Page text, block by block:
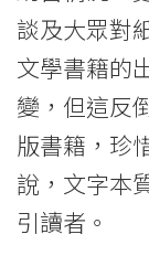
Hong
Kong
談及大眾對
文學書籍的
變，但這反
版書籍，珍
說，文字本
引讀者。